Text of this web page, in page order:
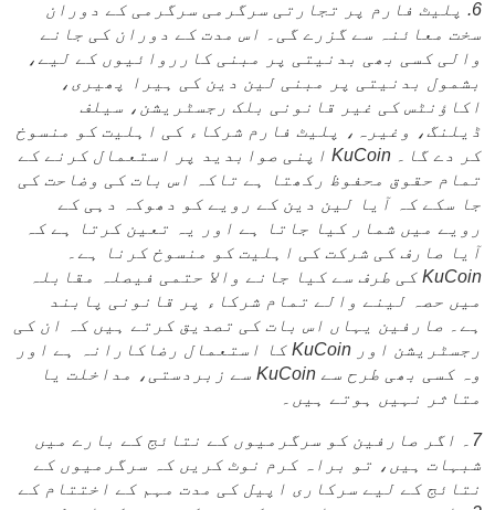
6. پلیٹ فارم پر تجارتی سرگرمی سرگرمی کے دوران
سخت معائنہ سے گزرے گی۔ اس مدت کے دوران کی جانے
والی کسی بھی بدنیتی پر مبنی کارروائیوں کے لیے،
بشمول بدنیتی پر مبنی لین دین کی ہیرا پھیری،
اکاؤنٹس کی غیر قانونی بلک رجسٹریشن، سیلف
ڈیلنگ، وغیرہ، پلیٹ فارم شرکاء کی اہلیت کو منسوخ
کر دے گا۔ KuCoin اپنی صوابدید پر استعمال کرنے کے
تمام حقوق محفوظ رکھتا ہے تاکہ اس بات کی وضاحت کی
جا سکے کہ آیا لین دین کے رویے کو دھوکہ دہی کے
رویے میں شمار کیا جاتا ہے اور یہ تعین کرتا ہے کہ
آیا صارف کی شرکت کی اہلیت کو منسوخ کرنا ہے۔
KuCoin کی طرف سے کیا جانے والا حتمی فیصلہ مقابلہ
میں حصہ لینے والے تمام شرکاء پر قانونی پابند
ہے۔ صارفین یہاں اس بات کی تصدیق کرتے ہیں کہ ان کی
رجسٹریشن اور KuCoin کا ​​استعمال رضاکارانہ ہے اور
وہ کسی بھی طرح سے KuCoin سے زبردستی، مداخلت یا
متاثر نہیں ہوتے ہیں۔
7۔ اگر صارفین کو سرگرمیوں کے نتائج کے بارے میں
شبہات ہیں، تو براہ کرم نوٹ کریں کہ سرگرمیوں کے
نتائج کے لیے سرکاری اپیل کی مدت مہم کے اختتام کے